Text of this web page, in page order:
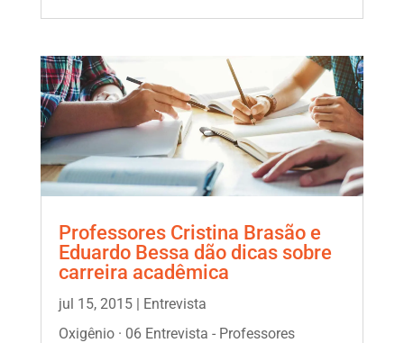
Professores Cristina Brasão e
Eduardo Bessa dão dicas sobre
carreira acadêmica
jul 15, 2015| Entrevista
Oxigênio · 06 Entrevista - Professores